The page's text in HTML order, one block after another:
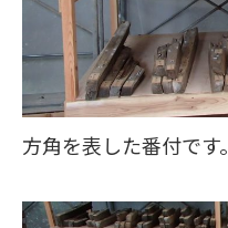
方角を表した番付です。